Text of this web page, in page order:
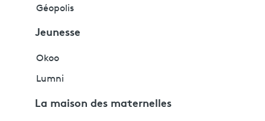
Géopolis
Jeunesse
Okoo
Lumni
La maison des maternelles